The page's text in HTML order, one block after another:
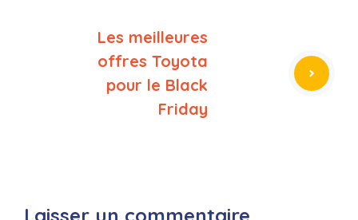
Les meilleures
offres Toyota
pour le Black
Friday
Laisser un commentaire